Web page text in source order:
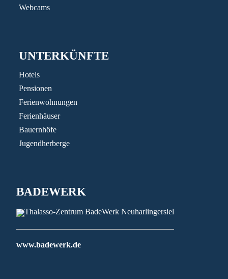
Webcams
UNTERKÜNFTE
Hotels
Pensionen
Ferienwohnungen
Ferienhäuser
Bauernhöfe
Jugendherberge
BADEWERK
www.badewerk.de